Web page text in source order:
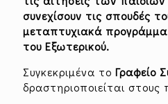
συνεχίσουν τις σπουδές
μεταπτυχιακά
του Εξωτερικού.
Συγκεκριμένα το Γραφείο
δραστηριοποιείται